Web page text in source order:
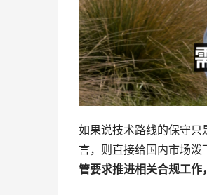
如果说技术路线的保守只
言，则直接给国内市场泼
管要求推进相关合规工作